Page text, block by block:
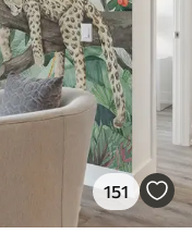
151